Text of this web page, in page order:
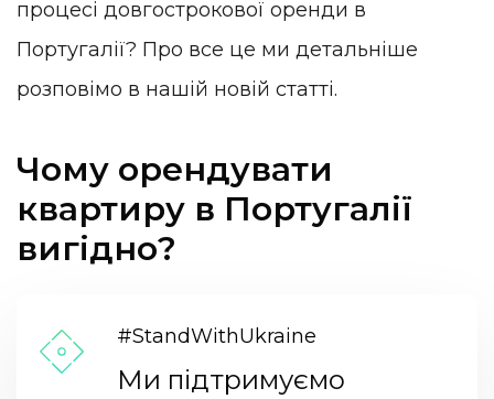
процесі довгострокової оренди в
Португалії? Про все це ми детальніше
розповімо в нашій новій статті.
Чому орендувати
квартиру в Португалії
вигідно?
#StandWithUkraine
Ми підтримуємо